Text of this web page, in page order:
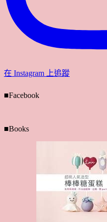
在 Instagram 上追蹤
■Facebook
■Books